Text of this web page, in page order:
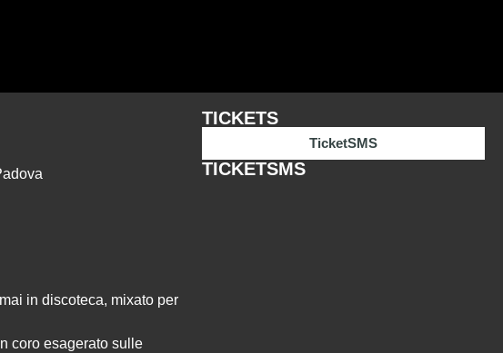
in discoteca, mixato per
coro esagerato sulle
TICKETS
TicketSMS
TICKETSMS